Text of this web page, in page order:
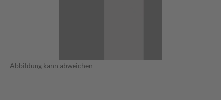
Abbildung kann abweichen